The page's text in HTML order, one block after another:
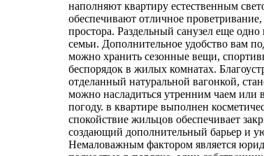
наполняют квартиру естественным
обеспечивают отличное
простора. Раздельный санузел еще
семьи. Дополнительное удобство вам
можно хранить сезонные вещи,
беспорядок в жилых комнатах.
отделанный натуральной вагонкой,
можно насладиться утренним чаем
погоду. в квартире выполнен
спокойствие жильцов обеспечивает
создающий дополнительный барьер и
Немаловажным фактором является